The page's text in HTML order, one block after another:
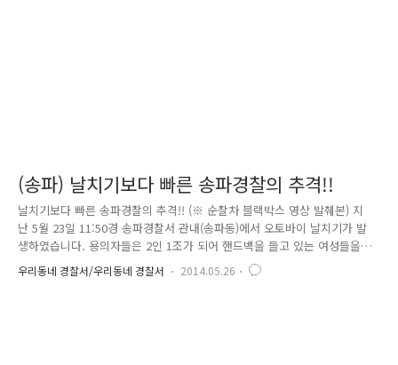
(송파) 날치기보다 빠른 송파경찰의 추격!!
날치기보다 빠른 송파경찰의 추격!! (※ 순찰차 블랙박스 영상 발췌본) 지
난 5월 23일 11:50경 송파경찰서 관내(송파동)에서 오토바이 날치기가 발
생하였습니다. 용의자들은 2인 1조가 되어 핸드백을 들고 있는 여성들을
물색 후 훔친 오토바이를 타고 달리며 어깨에 메고 있는 핸드백을 순식간
에 낚아채 도주하는 방식으로, 순식간에 3명의 여성에게 피해(1명 미수)를
우리동네 경찰서/우리동네 경찰서 2014.05.26